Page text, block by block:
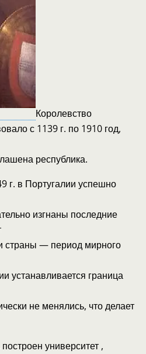
Королевство
с 1139 г. по 1910 год,
республика.
г. в Португалии успешно
изгнаны последние
страны — период мирного
устанавливается граница
не менялись, что делает
университет ,